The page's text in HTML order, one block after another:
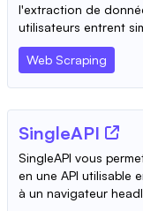
l'extraction de
utilisateurs entrent
Web Scraping
SingleAPI
SingleAPI vous
en une API utilisable
à un navigateur